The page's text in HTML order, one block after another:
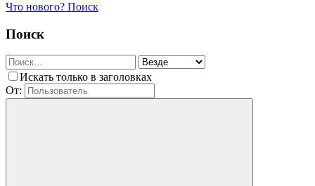
Что нового? Поиск
Поиск
Искать только в заголовках
От: